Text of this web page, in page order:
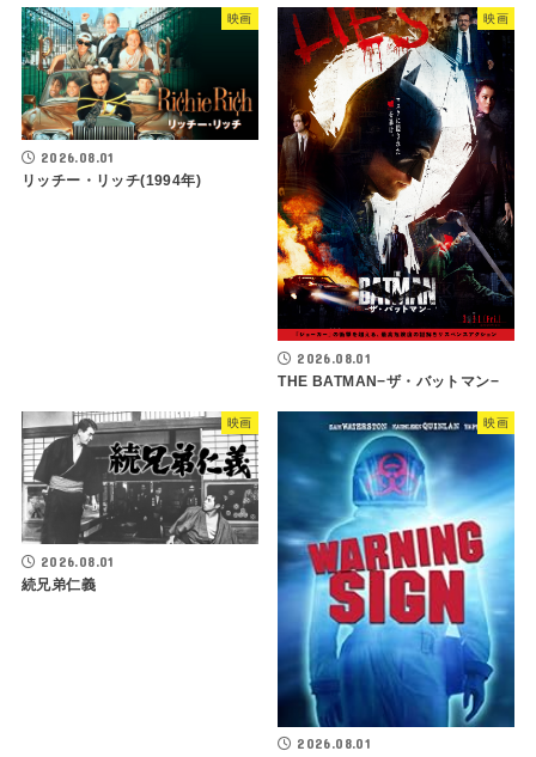
映画
2026.08.01
リッチー・リッチ(1994年)
映画
2026.08.01
THE BATMAN−ザ・バットマン−
映画
2026.08.01
続兄弟仁義
映画
2026.08.01